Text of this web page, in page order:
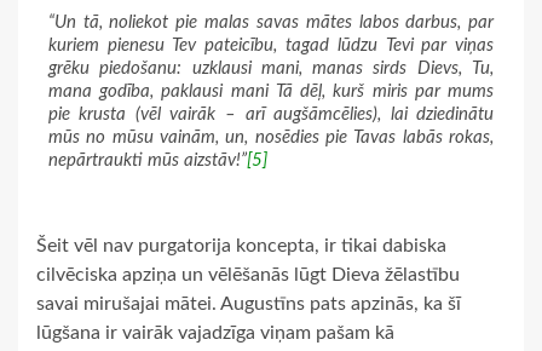
“Un tā, noliekot pie malas savas mātes labos darbus, par
kuriem pienesu Tev pateicību, tagad lūdzu Tevi par viņas
grēku piedošanu: uzklausi mani, manas sirds Dievs, Tu,
mana godība, paklausi mani Tā dēļ, kurš miris par mums
pie krusta (vēl vairāk – arī augšāmcēlies), lai dziedinātu
mūs no mūsu vainām, un, nosēdies pie Tavas labās rokas,
nepārtraukti mūs aizstāv!”[5]
Šeit vēl nav purgatorija koncepta, ir tikai dabiska
cilvēciska apziņa un vēlēšanās lūgt Dieva žēlastību
savai mirušajai mātei. Augustīns pats apzinās, ka šī
lūgšana ir vairāk vajadzīga viņam pašam kā